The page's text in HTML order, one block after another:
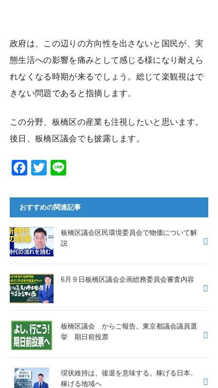
政府は、この辺りの方向性を出さないと国民が、実
態生活への影響を痛みとして感じる様になり耐えら
れなくなる時期が来るでしょう。総じて楽観視はで
きない問題であると指摘します。
この分野、板橋区の産業も注視したいと思います。
後日、板橋区議会でも披露します。
F
c
e
b
o
o
k
T
tt
er
e
おすすめの関連記事
板橋区議会区民環境委員会で物価について解
説
6月９日板橋区議会企画総務委員会審査内容
板橋区議会 からご報告。東京都議会議員選
挙 期日前投票
現状維持は、後退を意味する。稼げる日本、
稼げる地域へ